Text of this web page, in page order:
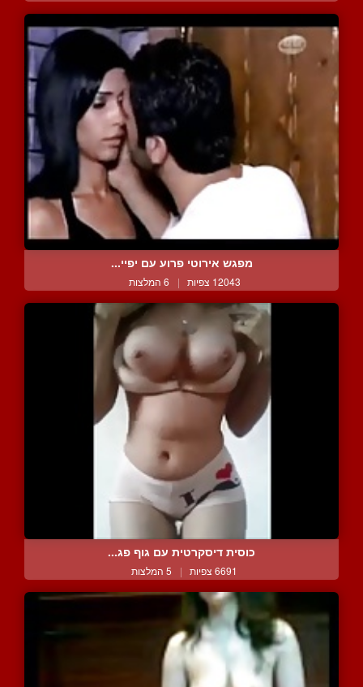
מפגש אירוטי פרוע עם יפיי...
12043 צפיות | 6 המלצות
כוסית דיסקרטית עם גוף פג...
6691 צפיות | 5 המלצות